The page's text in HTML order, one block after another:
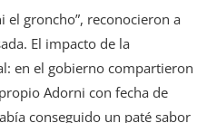
el groncho”, reconocieron a
El impacto de la
en el gobierno compartieron
Adorni con fecha de
conseguido un paté sabor